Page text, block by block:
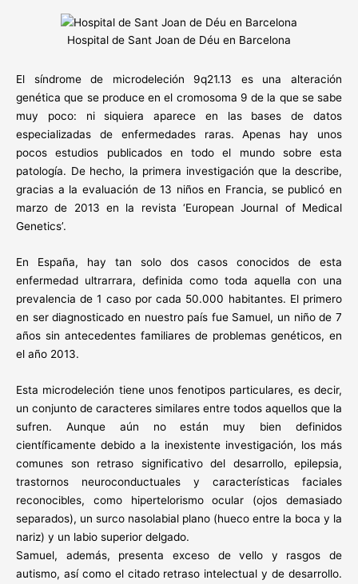
Hospital de Sant Joan de Déu en Barcelona
El síndrome de microdeleción 9q21.13 es una alteración
genética que se produce en el cromosoma 9 de la que se sabe
muy poco: ni siquiera aparece en las bases de datos
especializadas de enfermedades raras. Apenas hay unos
pocos estudios publicados en todo el mundo sobre esta
patología. De hecho, la primera investigación que la describe,
gracias a la evaluación de 13 niños en Francia, se publicó en
marzo de 2013 en la revista ‘European Journal of Medical
Genetics’.
En España, hay tan solo dos casos conocidos de esta
enfermedad ultrarrara, definida como toda aquella con una
prevalencia de 1 caso por cada 50.000 habitantes. El primero
en ser diagnosticado en nuestro país fue Samuel, un niño de 7
años sin antecedentes familiares de problemas genéticos, en
el año 2013.
Esta microdeleción tiene unos fenotipos particulares, es decir,
un conjunto de caracteres similares entre todos aquellos que la
sufren. Aunque aún no están muy bien definidos
científicamente debido a la inexistente investigación, los más
comunes son retraso significativo del desarrollo, epilepsia,
trastornos neuroconductuales y características faciales
reconocibles, como hipertelorismo ocular (ojos demasiado
separados), un surco nasolabial plano (hueco entre la boca y la
nariz) y un labio superior delgado.
Samuel, además, presenta exceso de vello y rasgos de
autismo, así como el citado retraso intelectual y de desarrollo.